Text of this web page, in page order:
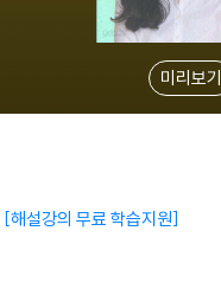
미리보기
해설강의 무료 학습지원